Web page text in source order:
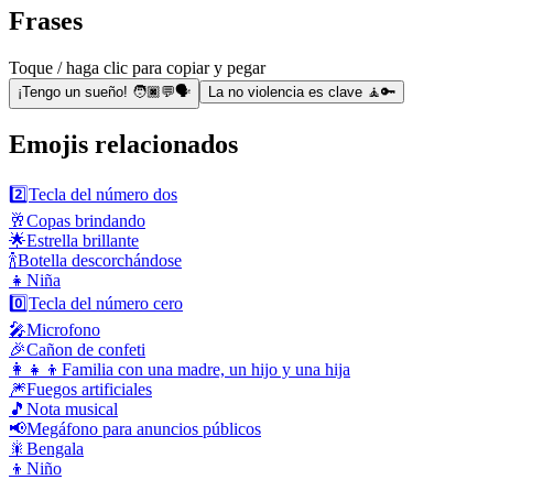
Frases
Toque / haga clic para copiar y pegar
¡Tengo un sueño! 🧑🏿💬🗣️ La no violencia es clave 🧘🔑
Emojis relacionados
2️⃣Tecla del número dos
🥂Copas brindando
🌟Estrella brillante
🍾Botella descorchándose
👧 Niña
0️⃣Tecla del número cero
🎤Microfono
🎉Cañon de confeti
👩‍👧‍👦 Familia con una madre, un hijo y una hija
🎆Fuegos artificiales
🎵 Nota musical
📢Megáfono para anuncios públicos
🎇 Bengala
👦 Niño